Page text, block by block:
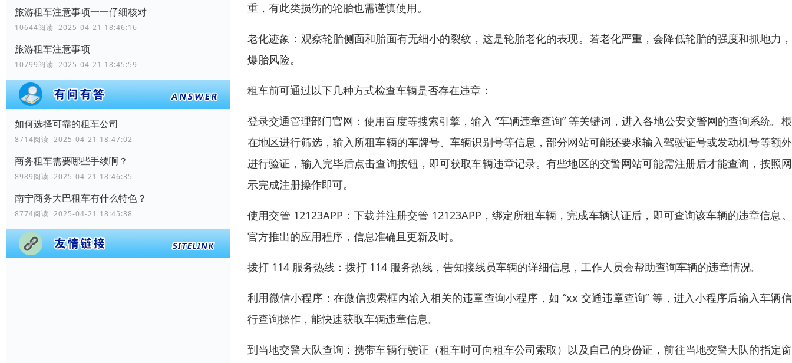
旅游租车注意事项一一仔细核对
10644阅读 2025-04-21 18:46:16
旅游租车注意事项
10799阅读 2025-04-21 18:45:59
如何选择可靠的租车公司
8714阅读 2025-04-21 18:47:02
商务租车需要哪些手续啊？
8989阅读 2025-04-21 18:46:35
南宁商务大巴租车有什么特色？
8774阅读 2025-04-21 18:45:38
重，有此类损伤的轮胎也需谨慎使用。
老化迹象：观察轮胎侧面和胎面有无细小的裂纹，这是轮胎老化的表现。若老化严重，会降低轮胎的强度和抓地力
爆胎风险。
租车前可通过以下几种方式检查车辆是否存在违章：
登录交通管理部门官网：使用百度等搜索引擎，输入 “车辆违章查询” 等关键词，进入各地公安交警网的查询系统。
在地区进行筛选，输入所租车辆的车牌号、车辆识别号等信息，部分网站可能还要求输入驾驶证号或发动机号等额
进行验证，输入完毕后点击查询按钮，即可获取车辆违章记录。有些地区的交警网站可能需注册后才能查询，按照
示完成注册操作即可。
使用交管 12123APP：下载并注册交管 12123APP，绑定所租车辆，完成车辆认证后，即可查询该车辆的违章信息
官方推出的应用程序，信息准确且更新及时。
拨打 114 服务热线：拨打 114 服务热线，告知接线员车辆的详细信息，工作人员会帮助查询车辆的违章情况。
利用微信小程序：在微信搜索框内输入相关的违章查询小程序，如 “xx 交通违章查询” 等，进入小程序后输入车辆
行查询操作，能快速获取车辆违章信息。
到当地交警大队查询：携带车辆行驶证（租车时可向租车公司索取）以及自己的身份证，前往当地交警大队的指定